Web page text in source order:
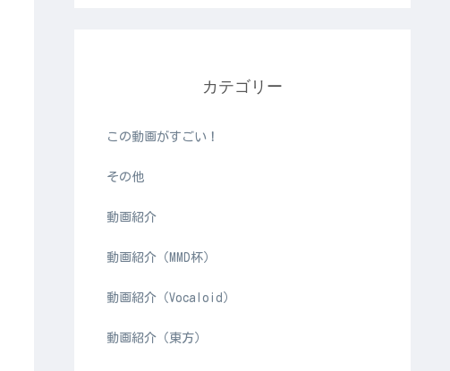
カテゴリー
この動画がすごい！
その他
動画紹介
動画紹介（MMD杯）
動画紹介（Vocaloid）
動画紹介（東方）